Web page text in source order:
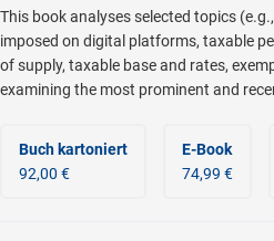
This book analyses selected topics
imposed on digital platforms, taxable
of supply, taxable base and rates,
examining the most prominent and
Buch kartoniert
92,00 €
E-Book
74,99 €